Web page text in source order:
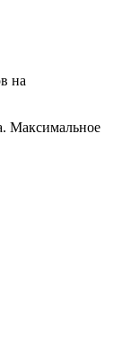
на
Максимальное